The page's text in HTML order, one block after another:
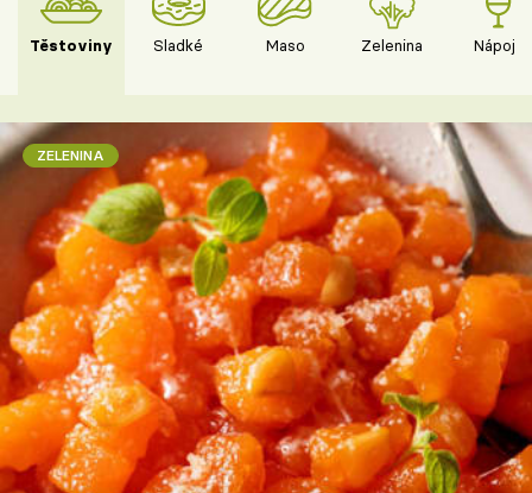
Těstoviny Sladké Maso Zelenina Nápoje
ZELENINA